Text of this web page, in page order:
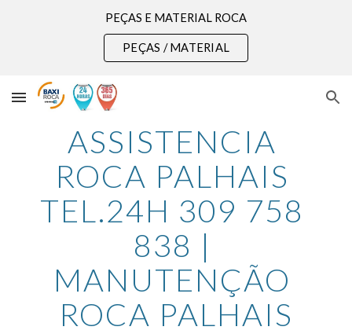
Skip to main content
PEÇAS E MATERIAL ROCA
PEÇAS / MATERIAL
ASSISTENCIA
ROCA PALHAIS
TEL.24H 309 758
838 |
MANUTENÇÃO
ROCA PALHAIS